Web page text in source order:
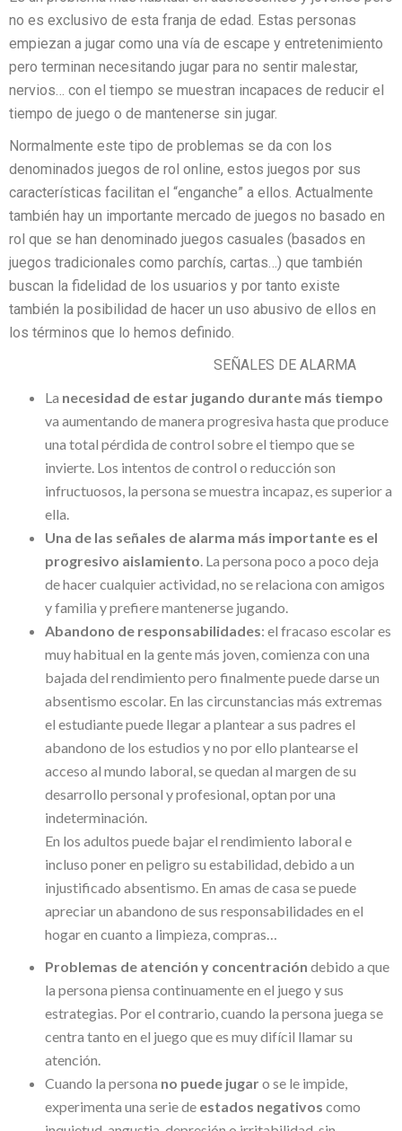
no es exclusivo de esta franja de edad. Estas personas
empiezan a jugar como una vía de escape y entretenimiento
pero terminan necesitando jugar para no sentir malestar,
nervios… con el tiempo se muestran incapaces de reducir el
tiempo de juego o de mantenerse sin jugar.
Normalmente este tipo de problemas se da con los
denominados juegos de rol online, estos juegos por sus
características facilitan el “enganche” a ellos. Actualmente
también hay un importante mercado de juegos no basado en
rol que se han denominado juegos casuales (basados en
juegos tradicionales como parchís, cartas…) que también
buscan la fidelidad de los usuarios y por tanto existe
también la posibilidad de hacer un uso abusivo de ellos en
los términos que lo hemos definido.
SEÑALES DE ALARMA
La necesidad de estar jugando durante más tiempo
va aumentando de manera progresiva hasta que produce
una total pérdida de control sobre el tiempo que se
invierte. Los intentos de control o reducción son
infructuosos, la persona se muestra incapaz, es superior a
ella.
Una de las señales de alarma más importante es el
progresivo aislamiento . La persona poco a poco deja
de hacer cualquier actividad, no se relaciona con amigos
y familia y prefiere mantenerse jugando.
Abandono de responsabilidades: el fracaso escolar es
muy habitual en la gente más joven, comienza con una
bajada del rendimiento pero finalmente puede darse un
absentismo escolar. En las circunstancias más extremas
el estudiante puede llegar a plantear a sus padres el
abandono de los estudios y no por ello plantearse el
acceso al mundo laboral, se quedan al margen de su
desarrollo personal y profesional, optan por una
indeterminación.
En los adultos puede bajar el rendimiento laboral e
incluso poner en peligro su estabilidad, debido a un
injustificado absentismo. En amas de casa se puede
apreciar un abandono de sus responsabilidades en el
hogar en cuanto a limpieza, compras…
Problemas de atención y concentración debido a que
la persona piensa continuamente en el juego y sus
estrategias. Por el contrario, cuando la persona juega se
centra tanto en el juego que es muy difícil llamar su
atención.
Cuando la persona no puede jugaro se le impide,
experimenta una serie de estados negativos como